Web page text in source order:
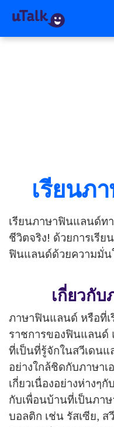
เรียนภ
เรียนภาษาฟินแลนด์ท
ชีวิตจริง! ด้วยการเรีย
ฟินแลนด์ด้วยความมั่นใ
เกี่ยวกั
ภาษาฟินแลนด์ หรือที่เ
ราชการของฟินแลนด์
ที่เป็นที่รู้จักในสวีเดนแ
อย่างใกล้ชิดกับภาษาเ
เกี่ยวเนื่องอย่างห่างๆ
กับเพื่อนบ้านที่เป็นภา
บอลติก เช่น รัสเซีย, ส